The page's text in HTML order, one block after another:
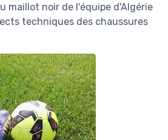
maillot noir de l'équipe d'Algérie
techniques des chaussures